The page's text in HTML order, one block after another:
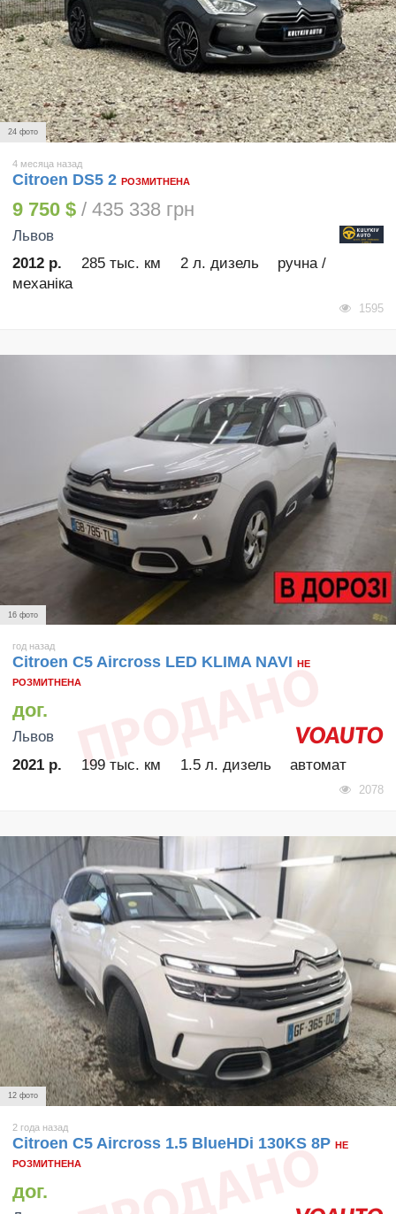
24 фото
4 месяца назад
Citroen DS5 2 РОЗМИТНЕНА
9 750 $ / 435 338 грн
Львов
2012 р.
285 тыс. км 2 л. дизель
ручна /
механіка
1595
16 фото
год назад
Citroen C5 Aircross LED KLIMA NAVI
НЕ
РОЗМИТНЕНА
дог.
Львов
2021 р.
199 тыс. км 1.5 л. дизель автомат
2078
12 фото
2 года назад
Citroen C5 Aircross 1.5 BlueHDi 130KS 8P НЕ
РОЗМИТНЕНА
дог.